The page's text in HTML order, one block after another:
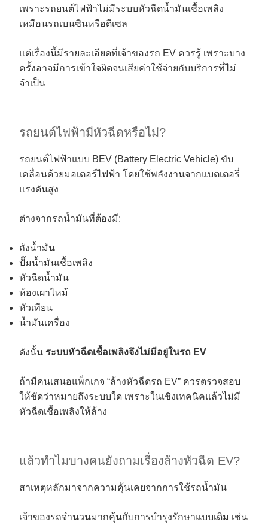
เพราะรถยนต์ไฟฟ้าไม่มีระบบหัวฉีดน้ำมันเชื้อเพลิง
เหมือนรถเบนซินหรือดีเซล
แต่เรื่องนี้มีรายละเอียดที่เจ้าของรถ EV ควรรู้ เพราะบาง
ครั้งอาจมีการเข้าใจผิดจนเสียค่าใช้จ่ายกับบริการที่ไม่
จำเป็น
รถยนต์ไฟฟ้ามีหัวฉีดหรือไม่?
รถยนต์ไฟฟ้าแบบ BEV (Battery Electric Vehicle) ขับ
เคลื่อนด้วยมอเตอร์ไฟฟ้า โดยใช้พลังงานจากแบตเตอรี่
แรงดันสูง
ต่างจากรถน้ำมันที่ต้องมี:
ถังน้ำมัน
ปั๊มน้ำมันเชื้อเพลิง
หัวฉีดน้ำมัน
ห้องเผาไหม้
หัวเทียน
น้ำมันเครื่อง
ดังนั้น ระบบหัวฉีดเชื้อเพลิงจึงไม่มีอยู่ในรถ EV
ถ้ามีคนเสนอแพ็กเกจ “ล้างหัวฉีดรถ EV” ควรตรวจสอบ
ให้ชัดว่าหมายถึงระบบใด เพราะในเชิงเทคนิคแล้วไม่มี
หัวฉีดเชื้อเพลิงให้ล้าง
แล้วทำไมบางคนยังถามเรื่องล้างหัวฉีด EV?
สาเหตุหลักมาจากความคุ้นเคยจากการใช้รถน้ำมัน
เจ้าของรถจำนวนมากคุ้นกับการบำรุงรักษาแบบเดิม เช่น